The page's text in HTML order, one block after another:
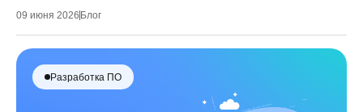
09 июня 2026 Блог
Разработка ПО